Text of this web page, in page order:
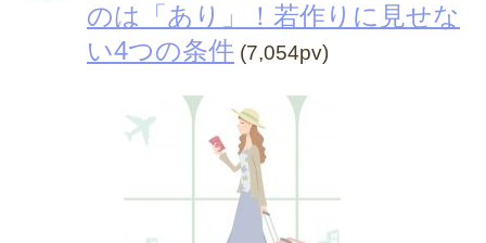
のは「あり」！若作りに見せな
い4つの条件 (7,054pv)